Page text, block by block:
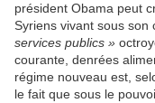
président Obama peut
Syriens vivant sous son
services publics »
courante, denrées
régime nouveau est,
le fait que sous le